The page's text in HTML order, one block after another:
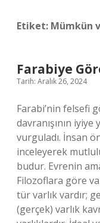
Etiket: Mümkün
Farabiye
Tarih: Aralık 26, 2024
Farabi’nin felsefi
davranışının
vurguladı. İnsan
inceleyerek
budur. Evrenin
Filozoflara göre
tür varlık vardır;
(gerçek) varlık